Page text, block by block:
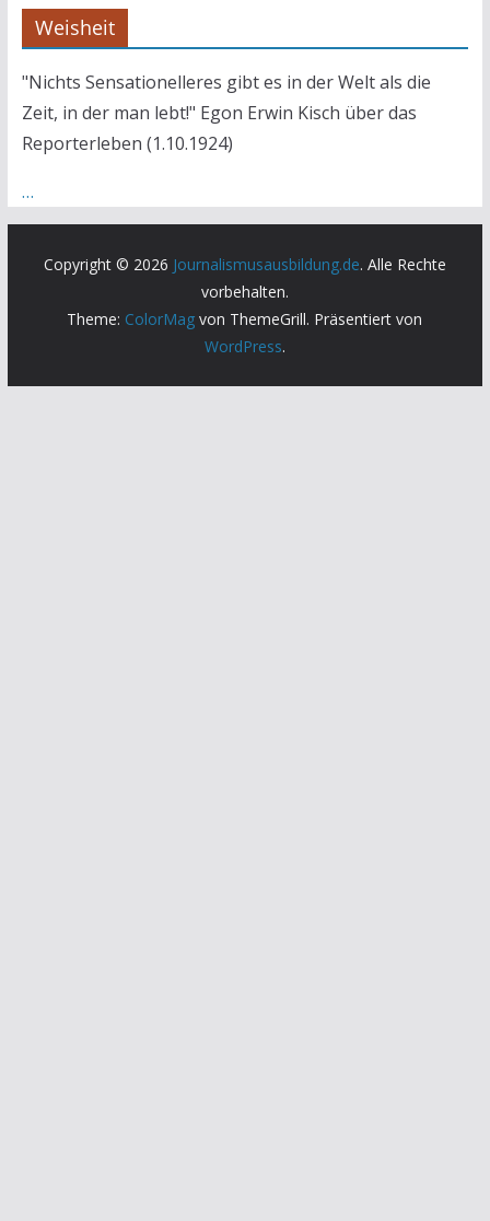
Weisheit
"Nichts Sensationelleres gibt es in der Welt als die
Zeit, in der man lebt!" Egon Erwin Kisch über das
Reporterleben (1.10.1924)
…
Copyright © 2026 Journalismusausbildung.de. Alle Rechte
vorbehalten.
Theme: ColorMag von ThemeGrill. Präsentiert von
WordPress.